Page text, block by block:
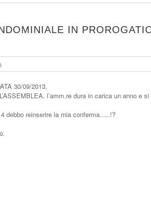
IN
30/09/2013.
l’amm.re dura in carica un anno e
debbo reinserire la mia conferma…..!?